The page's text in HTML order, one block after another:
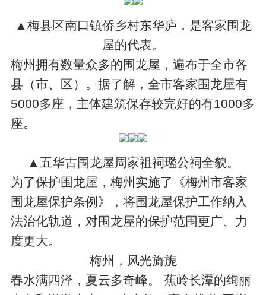
▲梅县区南口镇侨乡村东华庐，是客家围龙
屋的代表。
梅州拥有数量众多的围龙屋，遍布于全市各
县（市、区）。据了解，全市客家围龙屋有
5000多座，主体建筑保存较完好的有1000多
座。
▲五华古围龙屋周家祖祠璼公祠全貌。
为了保护围龙屋，梅州实施了《梅州市客家
围龙屋保护条例》，将围龙屋保护工作纳入
法治化轨道，对围龙屋的保护范围更广、力
度更大。
梅州，风光旖旎
春水满四泽，夏云多奇峰。 蕉岭长潭的绚丽